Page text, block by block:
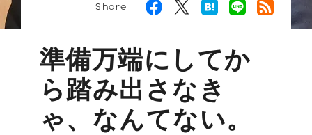
Share
準備万端にしてか
ら踏み出さなき
ゃ、なんてない。